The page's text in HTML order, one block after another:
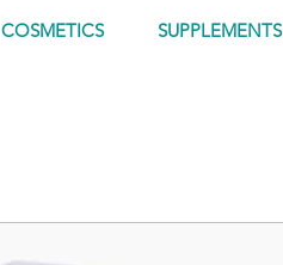
COSMETICS SUPPLEMENTS